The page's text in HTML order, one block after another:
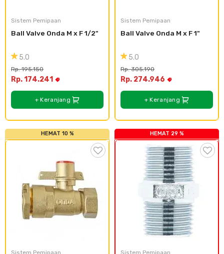
Sistem Pemipaan
Ball Valve Onda M x F 1/2"
5.0
Rp. 195.150
Rp. 174.241
+ Keranjang
Sistem Pemipaan
Ball Valve Onda M x F 1"
5.0
Rp. 305.190
Rp. 274.946
+ Keranjang
HEMAT 10 %
Sistem Pemipaan
HEMAT 29 %
Sistem Pemipaan